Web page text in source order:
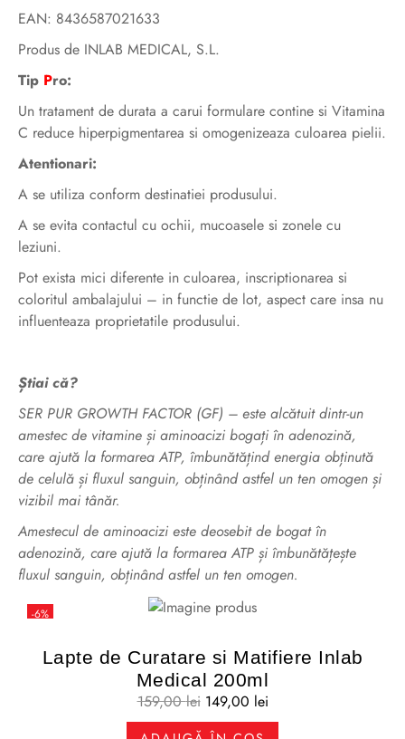
EAN: 8436587021633
Produs de INLAB MEDICAL, S.L.
Tip Pro:
Un tratament de durata a carui formulare contine si Vitamina
C reduce hiperpigmentarea si omogenizeaza culoarea pielii.
Atentionari:
A se utiliza conform destinatiei produsului.
A se evita contactul cu ochii, mucoasele si zonele cu
leziuni.
Pot exista mici diferente in culoarea, inscriptionarea si
coloritul ambalajului – in functie de lot, aspect care insa nu
influenteaza proprietatile produsului.
Știai că?
SER PUR GROWTH FACTOR (GF) – este alcătuit dintr-un
amestec de vitamine și aminoacizi bogați în adenozină,
care ajută la formarea ATP, îmbunătățind energia obținută
de celulă și fluxul sanguin, obținând astfel un ten omogen și
vizibil mai tânăr.
Amestecul de aminoacizi este deosebit de bogat în
adenozină, care ajută la formarea ATP și îmbunătățește
fluxul sanguin, obținând astfel un ten omogen.
-6%
Lapte de Curatare si Matifiere Inlab
Medical 200ml
159,00lei 149,00 lei